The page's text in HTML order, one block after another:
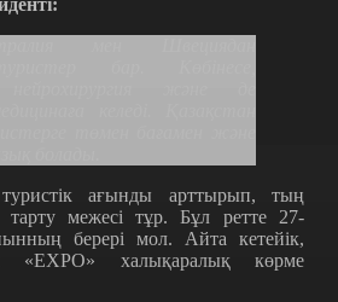
ағынды арттырып, тың
тарту межесі тұр. Бұл ретте 27-
берері мол. Айта кетейік,
«EXPO» халықаралық көрме